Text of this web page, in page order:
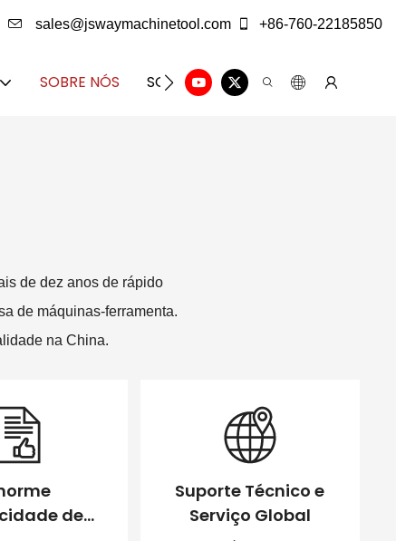
sales@jswaymachinetool.com +86-760-22185850
SOBRE NÓS SOLUÇÃO CENTRO DE
de dez anos de rápido
de máquinas-ferramenta.
na China.
de
Suporte Técnico e
Serviço Global